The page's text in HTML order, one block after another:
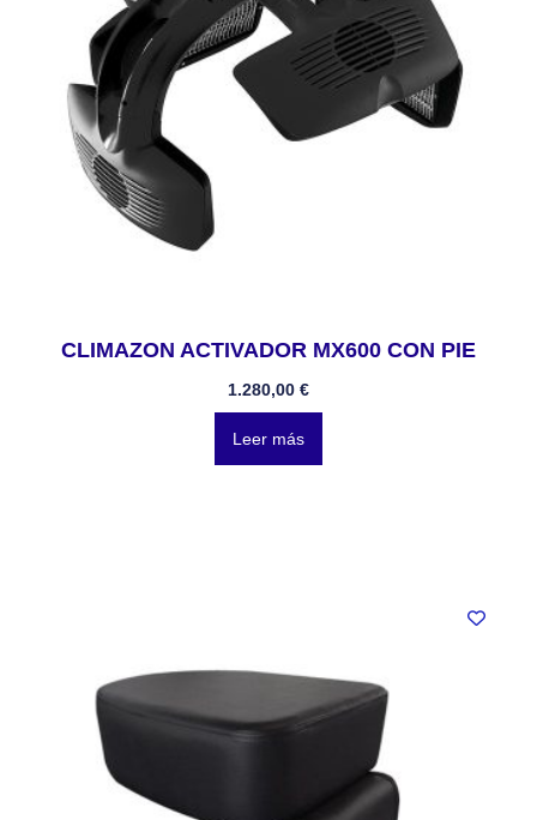
CLIMAZON ACTIVADOR MX600 CON PIE
1.280,00 €
Leer más